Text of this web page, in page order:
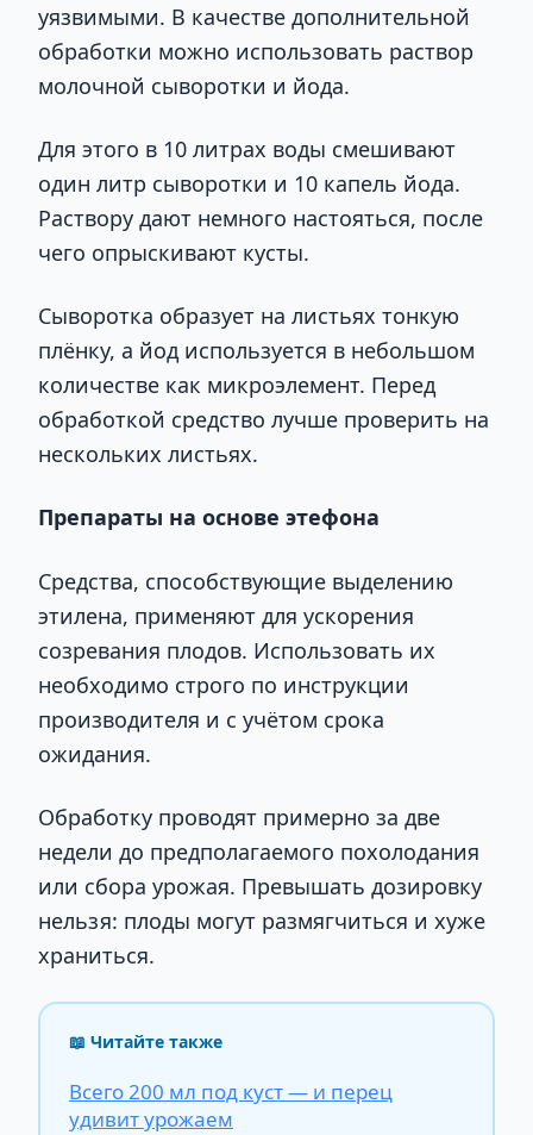
уязвимыми. В качестве дополнительной
обработки можно использовать раствор
молочной сыворотки и йода.
Для этого в 10 литрах воды смешивают
один литр сыворотки и 10 капель йода.
Раствору дают немного настояться, после
чего опрыскивают кусты.
Сыворотка образует на листьях тонкую
плёнку, а йод используется в небольшом
количестве как микроэлемент. Перед
обработкой средство лучше проверить на
нескольких листьях.
Препараты на основе этефона
Средства, способствующие выделению
этилена, применяют для ускорения
созревания плодов. Использовать их
необходимо строго по инструкции
производителя и с учётом срока
ожидания.
Обработку проводят примерно за две
недели до предполагаемого похолодания
или сбора урожая. Превышать дозировку
нельзя: плоды могут размягчиться и хуже
храниться.
📖 Читайте также
Всего 200 мл под куст — и перец
удивит урожаем